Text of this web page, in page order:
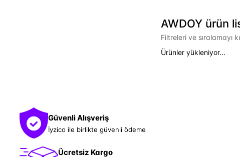
AWDOY ürün
Filtreleri ve sıralamayı
Ürünler yükleniyor...
Güvenli Alışveriş
İyzico ile birlikte güvenli ödeme
Ücretsiz Kargo